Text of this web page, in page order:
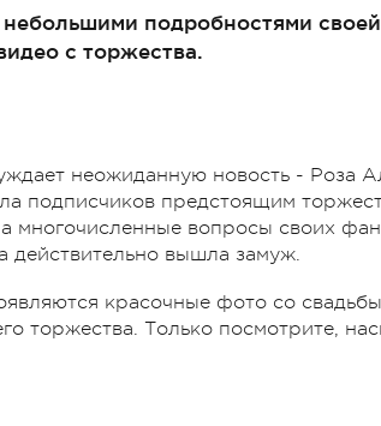
подробностями
с торжества.
неожиданную новость - Роза
подписчиков предстоящим
многочисленные вопросы своих
действительно вышла замуж.
красочные фото со
торжества. Только посмотрите,